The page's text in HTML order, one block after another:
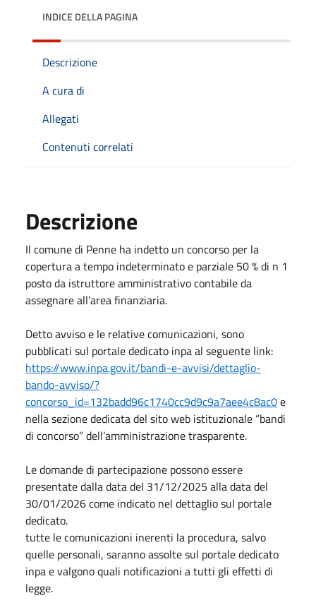
INDICE DELLA PAGINA
Descrizione
A cura di
Allegati
Contenuti correlati
Descrizione
Il comune di Penne ha indetto un concorso per la
copertura a tempo indeterminato e parziale 50 % di n 1
posto da istruttore amministrativo contabile da
assegnare all’area finanziaria.
Detto avviso e le relative comunicazioni, sono
pubblicati sul portale dedicato inpa al seguente link:
https://www.inpa.gov.it/bandi-e-avvisi/dettaglio-
bando-avviso/?
concorso_id=132badd96c1740cc9d9c9a7aee4c8ac0e
nella sezione dedicata del sito web istituzionale “bandi
di concorso” dell’amministrazione trasparente.
Le domande di partecipazione possono essere
presentate dalla data del 31/12/2025 alla data del
30/01/2026 come indicato nel dettaglio sul portale
dedicato.
tutte le comunicazioni inerenti la procedura, salvo
quelle personali, saranno assolte sul portale dedicato
inpa e valgono quali notificazioni a tutti gli effetti di
legge.